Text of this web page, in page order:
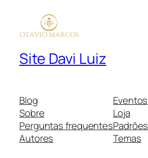
Site Davi Luiz
Blog
Sobre
Perguntas frequentes
Autores
Eventos
Loja
Padrões
Temas